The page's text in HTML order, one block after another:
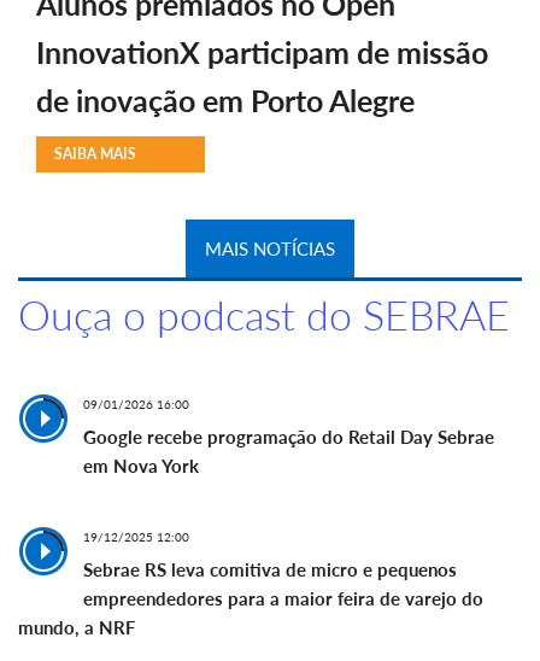
InnovationX participam de missão
de inovação em Porto Alegre
SAIBA MAIS
MAIS NOTÍCIAS
Ouça o podcast do SEBRAE
09/01/2026 16:00
Google recebe programação do Retail Day Sebrae
em Nova York
19/12/2025 12:00
Sebrae RS leva comitiva de micro e pequenos
empreendedores para a maior feira de varejo do
mundo, a NRF